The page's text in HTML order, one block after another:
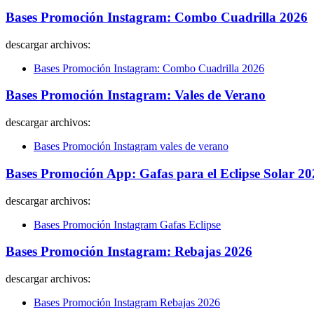
Bases Promoción Instagram: Combo Cuadrilla 2026
descargar archivos:
Bases Promoción Instagram: Combo Cuadrilla 2026
Bases Promoción Instagram: Vales de Verano
descargar archivos:
Bases Promoción Instagram vales de verano
Bases Promoción App: Gafas para el Eclipse Solar
descargar archivos:
Bases Promoción Instagram Gafas Eclipse
Bases Promoción Instagram: Rebajas 2026
descargar archivos:
Bases Promoción Instagram Rebajas 2026